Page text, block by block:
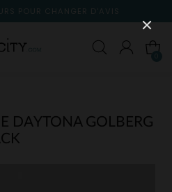
CHANGER D'AVIS
DAYTONA GOLBERG